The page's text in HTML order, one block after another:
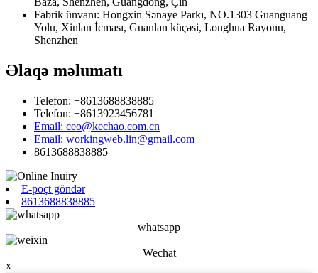
Fabrik ünvanı: Hongxin Sənaye Parkı, NO.1303 Guanguang
Yolu, Xinlan İcması, Guanlan küçəsi, Longhua Rayonu,
Shenzhen
Əlaqə məlumatı
Telefon: +8613688838885
Telefon: +8613923456781
Email: ceo@kechao.com.cn
Email: workingweb.lin@gmail.com
8613688838885
E-poçt göndər
8613688838885
whatsapp
Wechat
x